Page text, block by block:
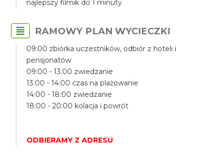
najlepszy filmik do 1 minuty
RAMOWY PLAN WYCIECZKI
09:00 zbiórka uczestników, odbiór z hoteli i
pensjonatów
09:00 - 13:00 zwiedzanie
13:00 - 14:00 czas na plażowanie
14:00 - 18:00 zwiedzanie
18:00 - 20:00 kolacja i powrót
ODBIERAMY Z ADRESU